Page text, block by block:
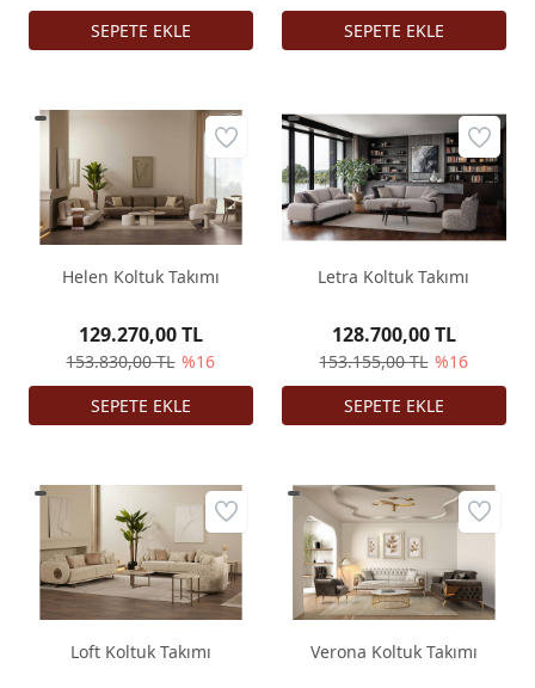
Helen Koltuk Takımı
153.830,00 TL %16
129.270,00 TL
Letra Koltuk Takımı
153.155,00 TL %16
128.700,00 TL
Loft Koltuk Takımı Verona Koltuk Takımı